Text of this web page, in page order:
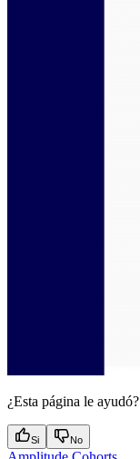
¿Esta página le ayudó?
Si No